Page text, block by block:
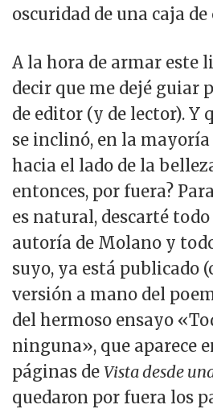
oscuridad de una caja
A la hora de armar este
decir que me dejé guiar
de editor (y de lector). Y
se inclinó, en la mayoría
hacia el lado de la
entonces, por fuera?
es natural, descarté todo
autoría de Molano y
suyo, ya está publicado
versión a mano del
del hermoso ensayo
ninguna», que aparece
páginas de Vista desde
quedaron por fuera los